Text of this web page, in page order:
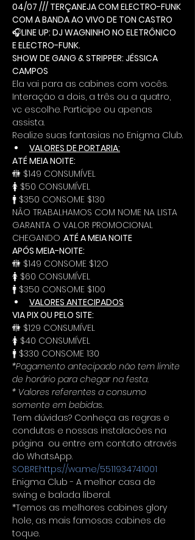
04/07 /// TERÇANEJA COM ELECTRO-FUNK
COM A BANDA AO VIVO DE TON CASTRO
🎧LINE UP: DJ WAGNINHO NO ELETRÔNICO
E ELECTRO-FUNK.
SHOW DE GANG & STRIPPER: JÉSSICA
CAMPOS
Ela vai para as cabines com vocês.
Interação a dois, a três ou a quatro,
vc escolhe. Participe ou apenas
assista.
Realize suas fantasias no Enigma Club.
VALORES DE PORTARIA:
ATÉ MEIA NOITE:
🚻 $149 CONSUMÍVEL
🚺 $50 CONSUMÍVEL
🚹 $350 CONSOME $130
NÃO TRABALHAMOS COM NOME NA LISTA
GARANTA O VALOR PROMOCIONAL
CHEGANDO .ATÉ A MEIA NOITE
APÓS MEIA-NOITE:
🚻 $149 CONSOME $12O
🚺 $60 CONSUMÍVEL
🚹 $350 CONSOME $100
VALORES ANTECIPADOS
VIA PIX OU PELO SITE:
🚻 $129 CONSUMÍVEL
🚺 $40 CONSUMÍVEL
🚹 $330 CONSOME 130
*Pagamento antecipado não tem limite
de horário para chegar na festa.
* Valores referentes a consumo
somente em bebidas.
Tem dúvidas? Conheça as regras e
condutas e nossas instalacões na
página ou entre em contato através
do WhatsApp.
SOBREhttps://wa.me/5511934741001
Enigma Club - A melhor casa de
swing e balada liberal.
*Temos as melhores cabines glory
hole, as mais famosas cabines de
toque.